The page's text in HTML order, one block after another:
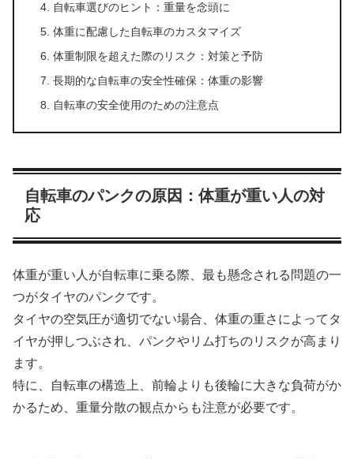
自転車選びのヒント：重量を念頭に
体重に配慮した自転車のカスタマイズ
体重制限を超えた際のリスク：対策と予防
長期的な自転車の安全性確保：体重の影響
自転車の安全使用のための注意点
自転車のパンクの原因：体重が重い人の対
応
体重が重い人が自転車に乗る際、最も懸念される問題の一
つがタイヤのパンクです。
タイヤの空気圧が適切でない場合、体重の重さによってタ
イヤが押しつぶされ、パンクやリム打ちのリスクが高まり
ます。
特に、自転車の構造上、前輪よりも後輪に大きな負荷がか
かるため、重量分散の観点からも注意が必要です。